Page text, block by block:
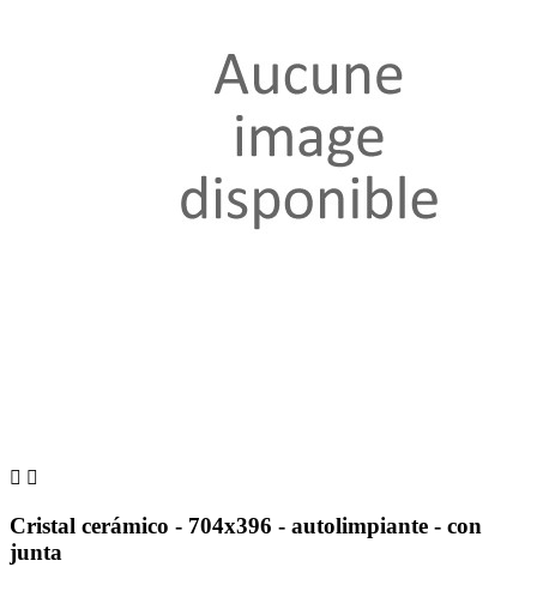
 
Cristal cerámico - 704x396 - autolimpiante - con
junta